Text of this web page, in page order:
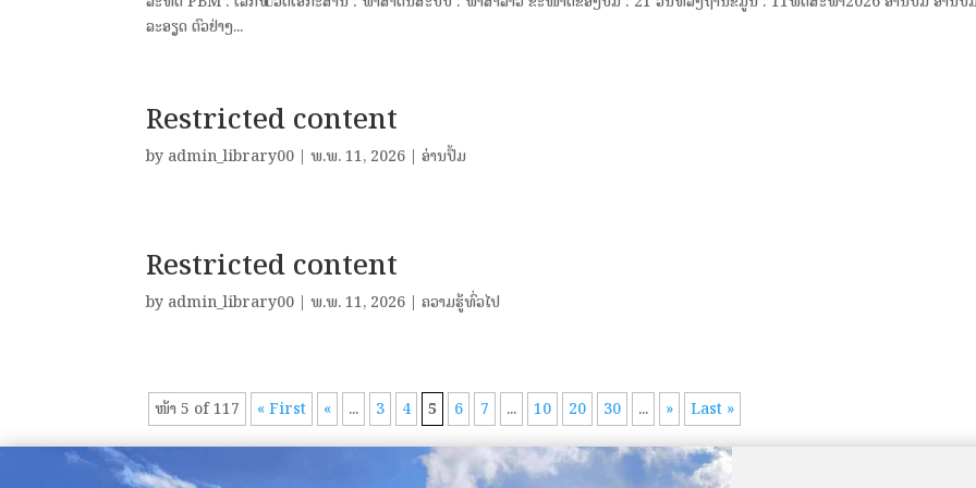
ລະອຽດ ຕົວຢ່າງ...
Restricted content
by admin_library00 |ພ.ພ. 11, 2026 |ອ່ານປຶ້ມ
Restricted content
by admin_library00 |ພ.ພ. 11, 2026 |ຄວາມຮູ້ທົ່ວໄປ
ໜ້າ 5 of 117 « First « ... 3 4 5 6 7 ... 10 20 30 ... » Last »